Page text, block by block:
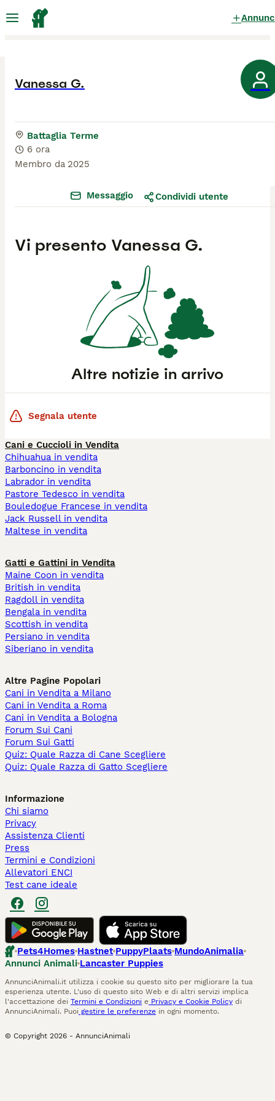
Vanessa G.
Battaglia Terme
6 ora
Membro da 2025
Vi presento Vanessa G.
Messaggio Condividi utente
Altre notizie in arrivo
Segnala utente
Cani e Cuccioli in Vendita
Chihuahua in vendita
Barboncino in vendita
Labrador in vendita
Pastore Tedesco in vendita
Bouledogue Francese in vendita
Jack Russell in vendita
Maltese in vendita
Gatti e Gattini in Vendita
Maine Coon in vendita
British in vendita
Ragdoll in vendita
Bengala in vendita
Scottish in vendita
Persiano in vendita
Siberiano in vendita
Altre Pagine Popolari
Cani in Vendita a Milano
Cani in Vendita a Roma
Cani in Vendita a Bologna
Forum Sui Cani
Forum Sui Gatti
Quiz: Quale Razza di Cane Scegliere
Quiz: Quale Razza di Gatto Scegliere
Informazione
Chi siamo
Privacy
Assistenza Clienti
Press
Termini e Condizioni
Allevatori ENCI
Test cane ideale
Pets4Homes Hastnet PuppyPlaats MundoAnimalia
Annunci Animali Lancaster Puppies
AnnunciAnimali.it utilizza i cookie su questo sito per migliorare la tua
esperienza utente. L'uso di questo sito Web e di altri servizi implica
l'accettazione dei Termini e Condizioni e Privacy e Cookie Policy di
AnnunciAnimali. Puoi gestire le preferenze in ogni momento.
© Copyright 2026 - AnnunciAnimali